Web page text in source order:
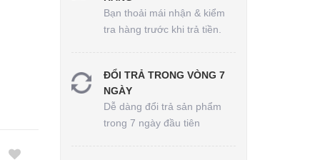
Bạn thoải mái nhận & kiểm
tra hàng trước khi trả tiền.
ĐỔI TRẢ TRONG VÒNG 7
NGÀY
Dễ dàng đổi trả sản phẩm
trong 7 ngày đầu tiên